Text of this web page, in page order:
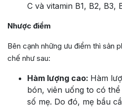
C và vitamin B1, B2, B3,
Nhược điểm
Bên cạnh những ưu điểm thì sản
chế như sau:
Hàm lượng cao: Hàm
bón, viên uống to có
số mẹ. Do đó, mẹ bầu